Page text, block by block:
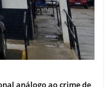
análogo ao crime de